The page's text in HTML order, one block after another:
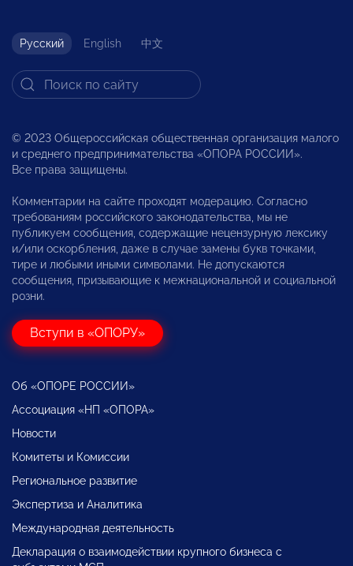
Русский English 中文
© 2023 Общероссийская общественная организация малого
и среднего предпринимательства «ОПОРА РОССИИ».
Все права защищены.
Комментарии на сайте проходят модерацию. Согласно
требованиям российского законодательства, мы не
публикуем сообщения, содержащие нецензурную лексику
и/или оскорбления, даже в случае замены букв точками,
тире и любыми иными символами. Не допускаются
сообщения, призывающие к межнациональной и социальной
розни.
Вступи в «ОПОРУ»
Об «ОПОРЕ РОССИИ»
Ассоциация «НП «ОПОРА»
Новости
Комитеты и Комиссии
Региональное развитие
Экспертиза и Аналитика
Международная деятельность
Декларация о взаимодействии крупного бизнеса с